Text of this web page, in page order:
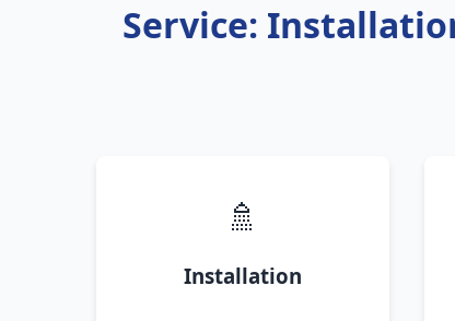
Service:
🚿
Installation